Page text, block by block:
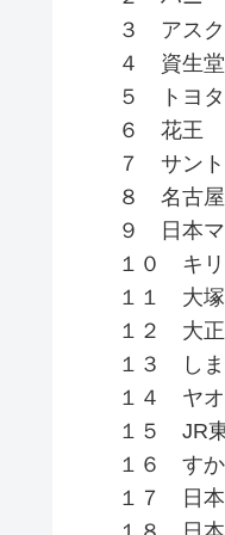
３ アス
４ 資生堂
５ トヨ
６ 花王
７ サント
８ 名古屋
９ 日本マ
１０ キリ
１１ 大
１２ 大
１３ しま
１４ ヤオ
１５ JR
１６ すか
１７ 日本